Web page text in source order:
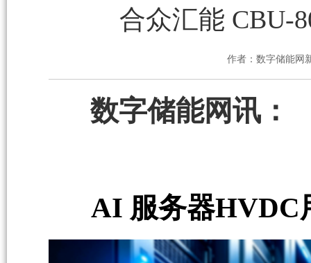
合众汇能 CBU-
作者：数字储能网
数字储能网讯：
AI 服务器HVDC